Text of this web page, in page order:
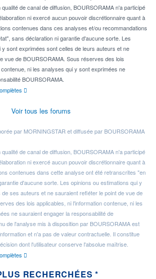
de canal de diffusion, BOURSORAMA n'a participé
ni exercé aucun pouvoir discrétionnaire quant à
contenues dans ces analyses et/ou recommandations
sans déclaration ni garantie d'aucune sorte. Les
y sont exprimées sont celles de leurs auteurs et ne
vue de BOURSORAMA. Sous réserves des lois
ni les analyses qui y sont exprimées ne
BOURSORAMA.
Voir tous les forums
par MORNINGSTAR et diffusée par BOURSORAMA
de canal de diffusion, BOURSORAMA n'a participé
ni exercé aucun pouvoir discrétionnaire quant à
contenues dans cette analyse ont été retranscrites "en
d'aucune sorte. Les opinions ou estimations qui y
ses auteurs et ne sauraient refléter le point de vue de
des lois applicables, ni l'information contenue, ni les
ne sauraient engager la responsabilité de
de l'analyse mis à disposition par BOURSORAMA est
et n'a pas de valeur contractuelle. Il constitue
dont l'utilisateur conserve l'absolue maîtrise.
RECHERCHÉES *